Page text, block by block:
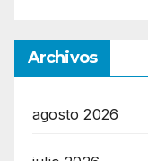
Archivos
agosto 2026